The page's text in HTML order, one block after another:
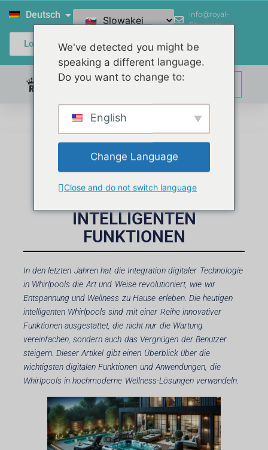
Deutsch
info@royal-
filter.com
Login / Register
DIGITALE TECHNOLOGIE
UND WHIRLPOOLS:
VERBESSERN SIE IHR
INTELLIGENTEN
FUNKTIONEN
In den letzten Jahren hat die Integration digitaler Technologie
in Whirlpools die Art und Weise revolutioniert, wie wir
Entspannung und Wellness zu Hause erleben. Die heutigen
intelligenten Whirlpools sind mit einer Reihe innovativer
Funktionen ausgestattet, die nicht nur die Wartung
vereinfachen, sondern auch das Vergnügen der Benutzer
steigern. Dieser Artikel gibt einen Überblick über die
wichtigsten digitalen Funktionen und Anwendungen, die
Whirlpools in hochmoderne Wellness-Lösungen verwandeln.
We've detected you might be
speaking a different language.
Do you want to change to:
English
Change Language
Close and do not switch language